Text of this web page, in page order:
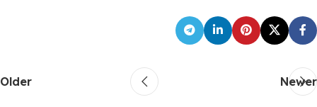
Newer
Older